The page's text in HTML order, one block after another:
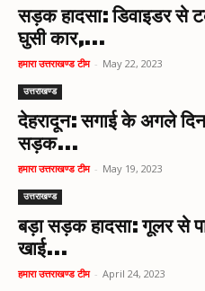
सड़क हादसा: डिवाइडर से
घुसी कार,...
हमारा उत्तराखण्ड टीम - May 22, 2023
उत्तराखण्ड
देहरादून: सगाई के अगले
सड़क...
हमारा उत्तराखण्ड टीम - May 19, 2023
उत्तराखण्ड
बड़ा सड़क हादसा: गूलर से
खाई...
हमारा उत्तराखण्ड टीम - April 24, 2023